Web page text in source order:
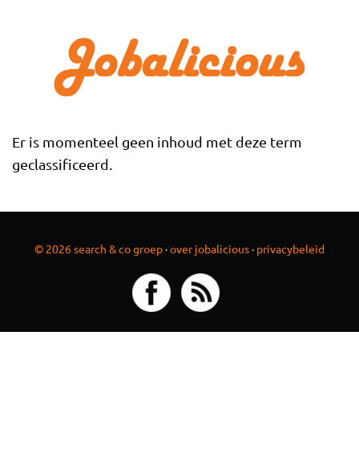
Er is momenteel geen inhoud met deze term
geclassificeerd.
© 2026 search & co groep ·over jobalicious · privacybeleid